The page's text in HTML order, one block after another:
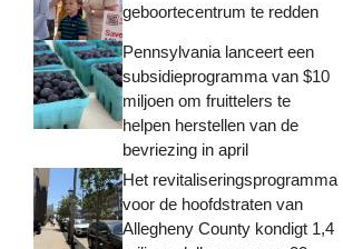
geboortecentrum te redden
Pennsylvania lanceert een
subsidieprogramma van $10
miljoen om fruittelers te
helpen herstellen van de
bevriezing in april
Het revitaliseringsprogramma
voor de hoofdstraten van
Allegheny County kondigt 1,4